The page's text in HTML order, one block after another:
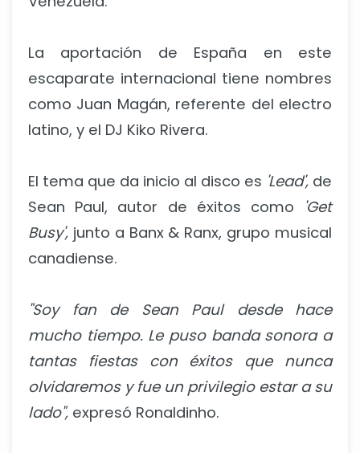
La aportación de España en este
escaparate internacional tiene nombres
como Juan Magán, referente del electro
latino, y el DJ Kiko Rivera.
El tema que da inicio al disco es 'Lead', de
Sean Paul, autor de éxitos como
'Get
Busy', junto a Banx & Ranx, grupo musical
canadiense.
"Soy fan de Sean Paul desde hace
mucho tiempo. Le puso banda sonora a
tantas fiestas con éxitos que nunca
olvidaremos y fue un privilegio estar a su
lado", expresó Ronaldinho.